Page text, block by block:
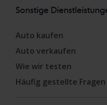
Sonstige
Auto kaufen
Auto verkaufen
Wie wir testen
Häufig gestellte Fragen